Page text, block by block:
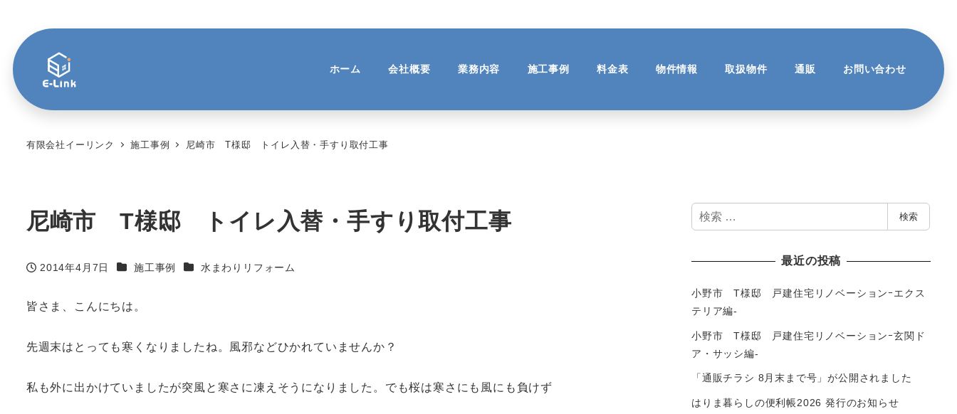
ホーム 会社概要 業務内容 施工事例 料金表 物件情報 取扱物件 通販 お問い合わせ
有限会社イーリンク 施工事例 尼崎市 T様邸 トイレ入替・手すり取付工事
尼崎市 T様邸 トイレ入替・手すり取付工事
投稿日
2014年4月7日 カテゴリー
施工事例 カテゴリー
水まわりリフォーム
皆さま、こんにちは。
先週末はとっても寒くなりましたね。風邪などひかれていませんか？
私も外に出かけていましたが突風と寒さに凍えそうになりました。でも桜は寒さにも風にも負けず
検
索
検索
最近の投稿
小野市 T様邸 戸建住宅リノベーションｰエクス
テリア編-
小野市 T様邸 戸建住宅リノベーションｰ玄関ド
ア・サッシ編-
「通販チラシ 8月末まで号」が公開されました
はりま暮らしの便利帳2026 発行のお知らせ